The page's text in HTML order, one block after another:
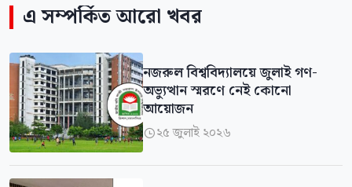
এ সম্পর্কিত আরো খবর
নজরুল বিশ্ববিদ্যালয়ে জুলাই গণ-
অভ্যুত্থান স্মরণে নেই কোনো
আয়োজন
২৫ জুলাই ২০২৬